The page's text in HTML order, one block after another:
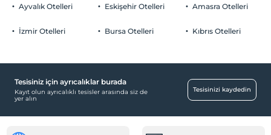
Bahçe
2 yaşına kadar olan bebekler ücretsizdir.
Ayvalık Otelleri
İzmir Otelleri
Eskişehir Otelleri
Bursa Otelleri
Amasra Otelleri
Kıbrıs Otelleri
Tesisiniz için ayrıcalıklar burada
Kayıt olun ayrıcalıklı tesisler arasında siz de
yer alın
Tesisinizi kaydedin